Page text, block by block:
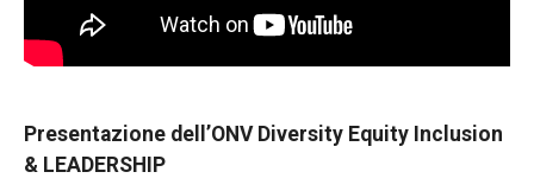
Presentazione dell’ONV Diversity Equity Inclusion
& LEADERSHIP